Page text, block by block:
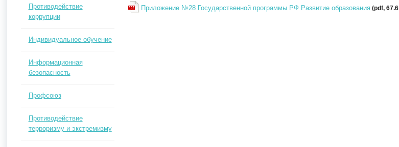
Приложение №28 Государственной программы РФ Развитие образования(pdf,
Противодействие
коррупции
Индивидуальное обучение
Информационная
безопасность
Профсоюз
Противодействие
терроризму и экстремизму